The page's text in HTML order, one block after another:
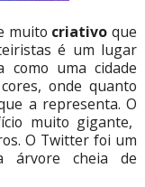
muito criativo que
é um lugar
uma cidade
onde quanto
a representa. O
muito gigante,
O Twitter foi um
árvore cheia de